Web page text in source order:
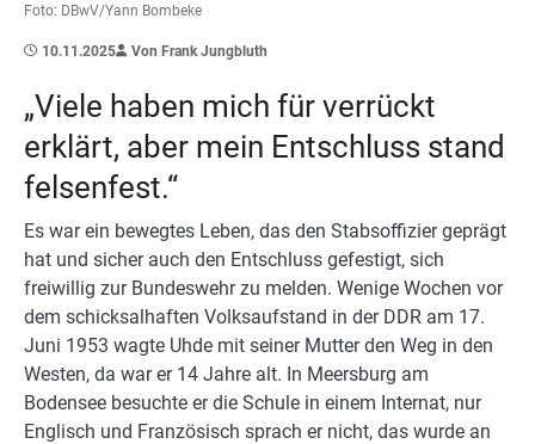
Foto: DBwV/Yann Bombeke
10.11.2025 Von Frank Jungbluth
„Viele haben mich für verrückt
erklärt, aber mein Entschluss stand
felsenfest.“
Es war ein bewegtes Leben, das den Stabsoffizier geprägt
hat und sicher auch den Entschluss gefestigt, sich
freiwillig zur Bundeswehr zu melden. Wenige Wochen vor
dem schicksalhaften Volksaufstand in der DDR am 17.
Juni 1953 wagte Uhde mit seiner Mutter den Weg in den
Westen, da war er 14 Jahre alt. In Meersburg am
Bodensee besuchte er die Schule in einem Internat, nur
Englisch und Französisch sprach er nicht, das wurde an